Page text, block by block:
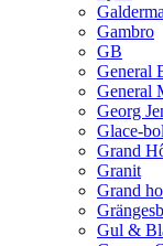
Galderma
Gambro
GB
General
General
Georg
Glace-
Grand
Granit
Grand
Gul &